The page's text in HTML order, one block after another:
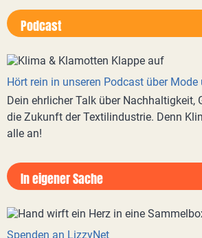
Podcast
Hört rein in unseren Podcast über
Dein ehrlicher Talk über Nachhaltigkeit,
die Zukunft der Textilindustrie. Denn
alle an!
In eigener Sache
Spenden an LizzyNet